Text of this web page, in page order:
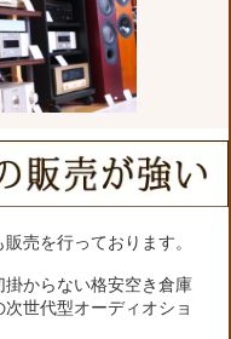
売を行っております。
からない格安空き倉庫
世代型オーディオショ